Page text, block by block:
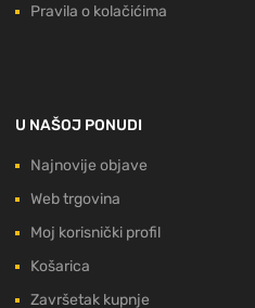
Pravila o kolačićima
U NAŠOJ PONUDI
Najnovije objave
Web trgovina
Moj korisnički profil
Košarica
Završetak kupnje